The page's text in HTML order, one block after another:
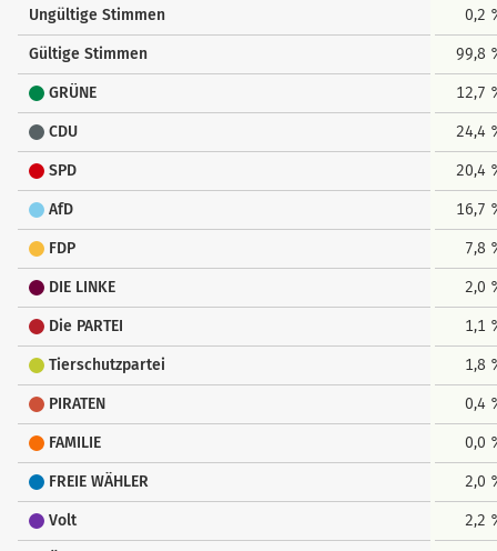
Ungültige Stimmen 0,2
Gültige Stimmen 99,8
GRÜNE 12,7
CDU 24,4
SPD 20,4
AfD 16,7
FDP 7,8
DIE LINKE 2,0
Die PARTEI 1,1
Tierschutzpartei 1,8
PIRATEN 0,4
FAMILIE 0,0
FREIE WÄHLER 2,0
Volt 2,2